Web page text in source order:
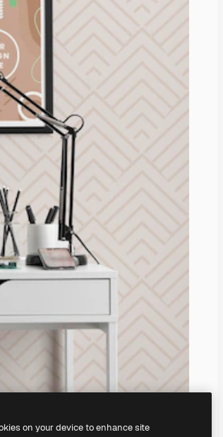
on your device to enhance site